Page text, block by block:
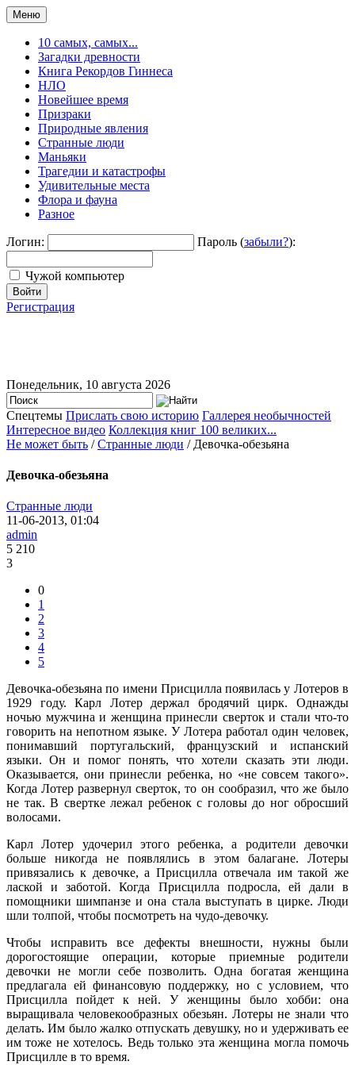
Меню
10 самых, самых...
Загадки древности
Книга Рекордов Гиннеса
НЛО
Новейшее время
Призраки
Природные явления
Странные люди
Маньяки
Трагедии и катастрофы
Удивительные места
Флора и фауна
Разное
Логин: Пароль (забыли?):
Чужой компьютер
Войти
Регистрация
Понедельник, 10 августа 2026
Спецтемы Прислать свою историю Галлерея необычностей
Интересное видео Коллекция книг 100 великих...
Не может быть /Странные люди / Девочка-обезьяна
Девочка-обезьяна
Странные люди
11-06-2013, 01:04
admin
5 210
3
0
1
2
3
4
5
Девочка-обезьяна по имени Присцилла появилась у Лотеров в
1929 году. Карл Лотер держал бродячий цирк. Однажды
ночью мужчина и женщина принесли сверток и стали что-то
говорить на непотном языке. У Лотера работал один человек,
понимавший португальский, французский и испанский
языки. Он и помог понять, что хотели сказать эти люди.
Оказывается, они принесли ребенка, но «не совсем такого».
Когда Лотер развернул сверток, то он сообразил, что же было
не так. В свертке лежал ребенок с головы до ног обросший
волосами.
Карл Лотер удочерил этого ребенка, а родители девочки
больше никогда не появлялись в этом балагане. Лотеры
привязались к девочке, а Присцилла отвечала им такой же
лаской и заботой. Когда Присцилла подросла, ей дали в
помощники шимпанзе и она стала выступать в цирке. Люди
шли толпой, чтобы посмотреть на чудо-девочку.
Чтобы исправить все дефекты внешности, нужны были
дорогостоящие операции, которые приемные родители
девочки не могли себе позволить. Одна богатая женщина
предлагала ей финансовую поддержку, но с условием, что
Присцилла пойдет к ней. У женщины было хобби: она
выращивала человекообразных обезьян. Лотеры не знали что
делать. Им было жалко отпускать девушку, но и удерживать ее
им тоже не хотелось. Ведь только эта женщина могла помочь
Присцилле в то время.